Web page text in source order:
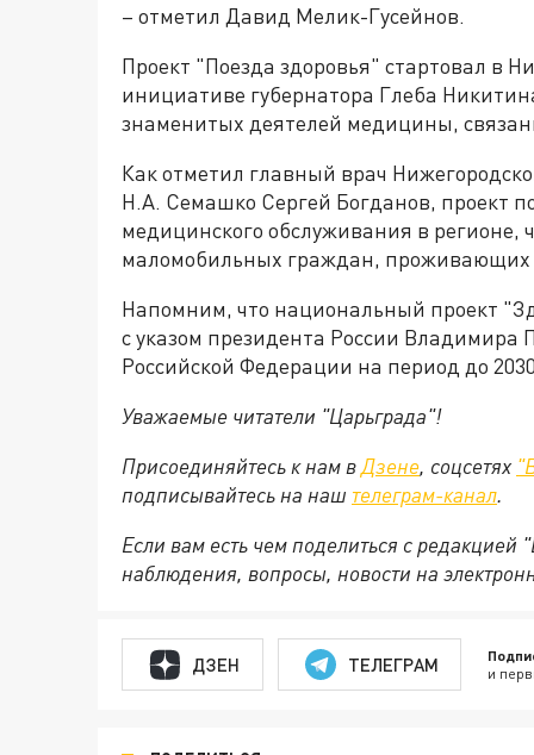
– отметил Давид Мелик-Гусейнов.
Проект "Поезда здоровья" стартовал в
инициативе губернатора Глеба
знаменитых деятелей медицины,
Как отметил главный врач
Н.А. Семашко Сергей Богданов, проект
медицинского обслуживания в регионе,
маломобильных граждан, проживающих
Напомним, что национальный проект
с указом президента России
Российской Федерации на период до
Уважаемые читатели "Царьграда"!
Присоединяйтесь к нам вДзене, соцсетях
подписывайтесь на наш телеграм-канал.
Если вам есть чем поделиться с
наблюдения, вопросы, новости на
ДЗЕН ТЕЛЕГРАМ и